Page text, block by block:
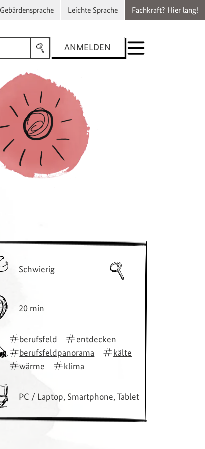
Fachkraft? Hier lang!
Leichte Sprache
Gebärdensprache
ANMELDEN
Schwierig
20 min
berufsfeld
entdecken
berufsfeldpanorama
kälte
wärme
klima
PC / Laptop, Smartphone, Tablet